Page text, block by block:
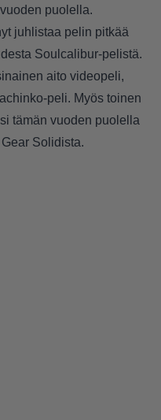
puolella.
juhlistaa pelin pitkää
Soulcalibur-pelistä.
aito videopeli,
peli. Myös toinen
tämän vuoden puolella
Solidista.